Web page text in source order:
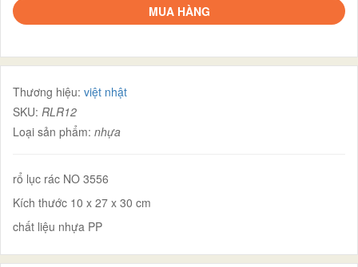
MUA HÀNG
Thương hiệu: việt nhật
SKU: RLR12
Loại sản phẩm: nhựa
rổ lục rác NO 3556
Kích thước 10 x 27 x 30 cm
chất liệu nhựa PP